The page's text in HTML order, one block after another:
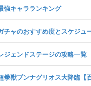
強キャラランキング
ジェンドステージの攻略一覧